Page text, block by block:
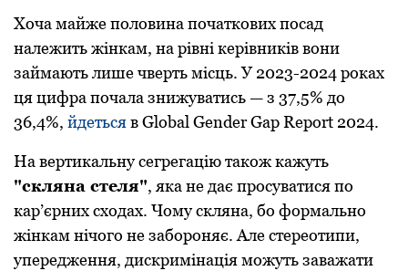
Хоча майже половина початкових посад
належить жінкам, на рівні керівників вони
займають лише чверть місць. У 2023-2024 роках
ця цифра почала знижуватись — з 37,5% до
36,4%, йдетьсяв Global Gender Gap Report 2024.
На вертикальну сегрегацію також кажуть
"скляна стеля", яка не дає просуватися по
кар’єрних сходах. Чому скляна, бо формально
жінкам нічого не забороняє. Але стереотипи,
упередження, дискримінація можуть заважати